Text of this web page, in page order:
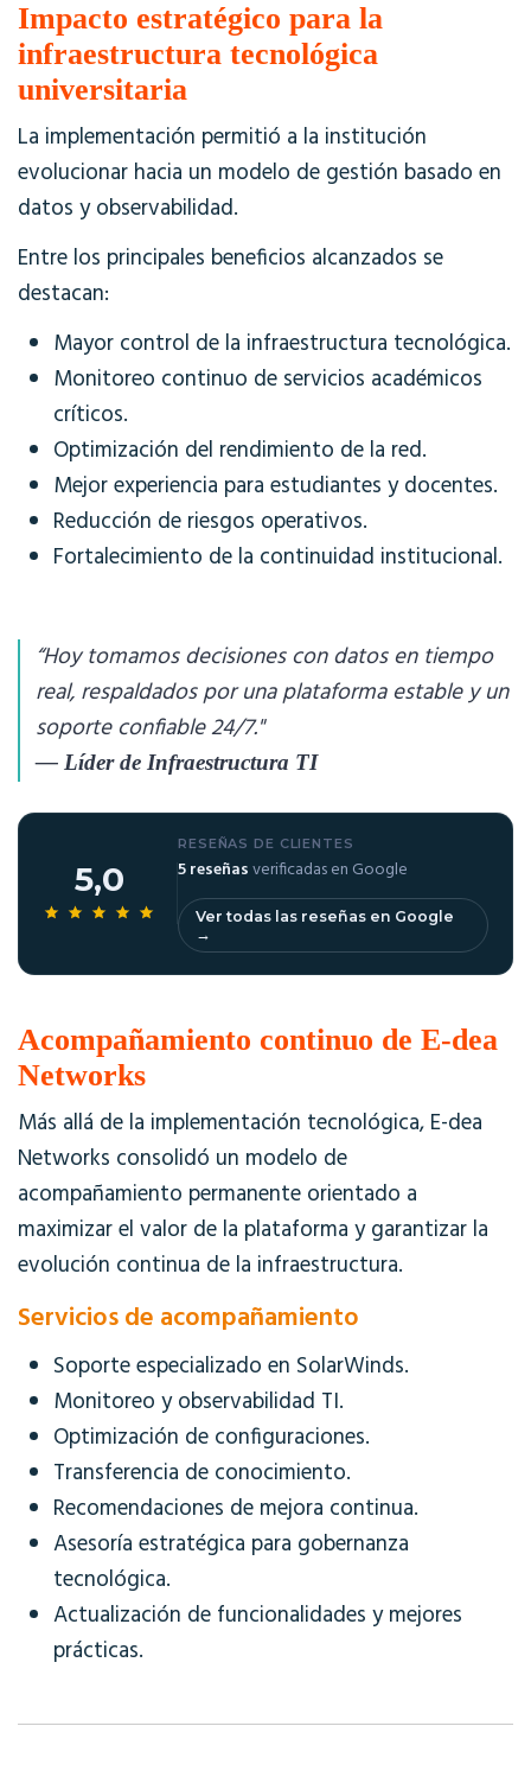
Impacto estratégico para la
infraestructura tecnológica
universitaria
La implementación permitió a la institución
evolucionar hacia un modelo de gestión basado en
datos y observabilidad.
Entre los principales beneficios alcanzados se
destacan:
Mayor control de la infraestructura tecnológica.
Monitoreo continuo de servicios académicos
críticos.
Optimización del rendimiento de la red.
Mejor experiencia para estudiantes y docentes.
Reducción de riesgos operativos.
Fortalecimiento de la continuidad institucional.
“Hoy tomamos decisiones con datos en tiempo
real, respaldados por una plataforma estable y un
soporte confiable 24/7."
— Líder de Infraestructura TI
5,0
RESEÑAS DE CLIENTES
5 reseñasverificadas en Google
Ver todas las reseñas en Google
→
Acompañamiento continuo de E-dea
Networks
Más allá de la implementación tecnológica, E-dea
Networks consolidó un modelo de
acompañamiento permanente orientado a
maximizar el valor de la plataforma y garantizar la
evolución continua de la infraestructura.
Servicios de acompañamiento
Soporte especializado en SolarWinds.
Monitoreo y observabilidad TI.
Optimización de configuraciones.
Transferencia de conocimiento.
Recomendaciones de mejora continua.
Asesoría estratégica para gobernanza
tecnológica.
Actualización de funcionalidades y mejores
prácticas.